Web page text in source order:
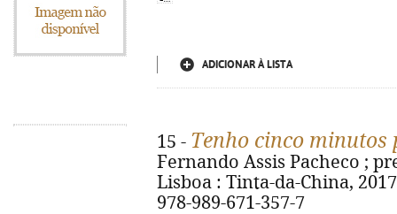
ADICIONAR À LISTA
15 - Tenho cinco
Fernando Assis Pacheco ;
Lisboa : Tinta-da-China,
978-989-671-357-7